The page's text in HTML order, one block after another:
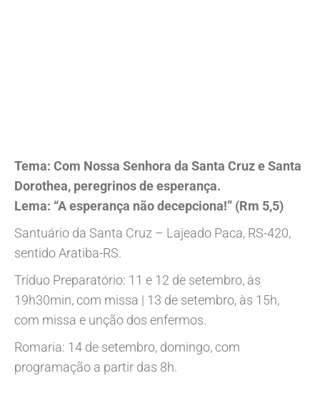
Tema: Com Nossa Senhora da Santa Cruz e Santa
Dorothea, peregrinos de esperança.
Lema: “A esperança não decepciona!” (Rm 5,5)
Santuário da Santa Cruz – Lajeado Paca, RS-420,
sentido Aratiba-RS.
Tríduo Preparatório: 11 e 12 de setembro, às
19h30min, com missa | 13 de setembro, às 15h,
com missa e unção dos enfermos.
Romaria: 14 de setembro, domingo, com
programação a partir das 8h.